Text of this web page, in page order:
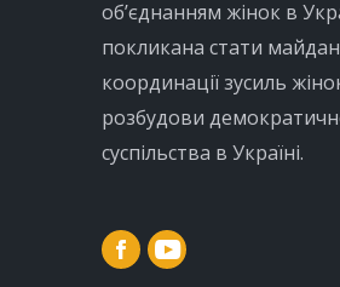
об’єднанням жінок в
покликана стати
координації зусиль
розбудови
суспільства в Україні.